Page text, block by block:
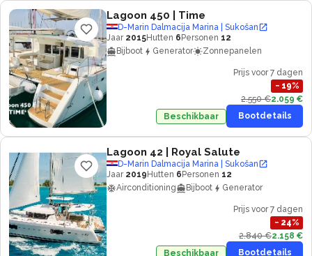
Lagoon 450 | Time
D-Marin Dalmacija Marina | Sukošan
Jaar 2015Hutten 6 Personen 12
Bijboot
Generator Zonnepanelen
Prijs voor 7 dagen
− 19%
2.550 €2.059 €
Beschikbaar
Bootdetails
Lagoon 42 | Royal Salute
D-Marin Dalmacija Marina | Sukošan
Jaar 2019 Hutten 6 Personen 12
Airconditioning
Bijboot Generator
Prijs voor 7 dagen
− 24%
2.840 €2.158 €
Beschikbaar
Bootdetails